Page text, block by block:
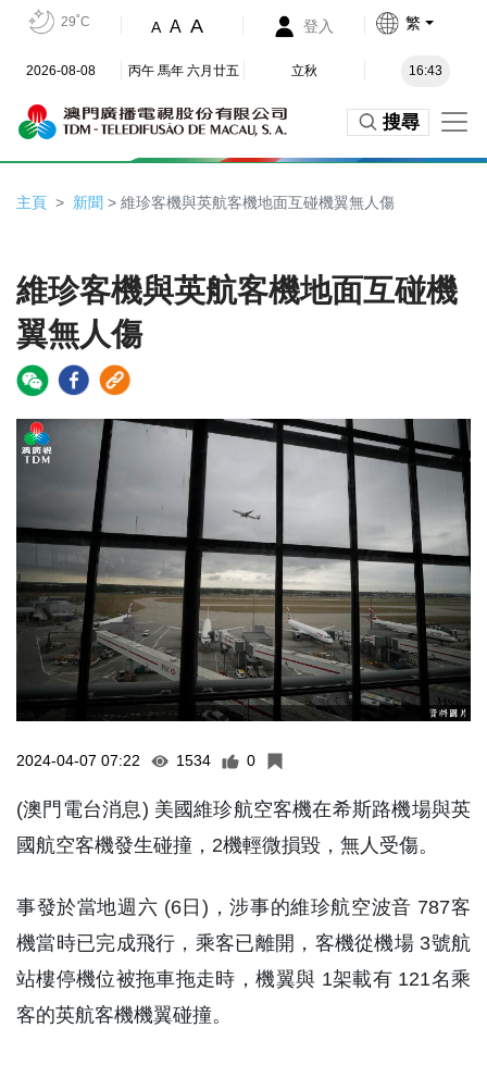
29˚C A A A 登入 繁
2026-08-08 丙午 馬年 六月廿五 立秋 16:43
搜尋
主頁 新聞 > 維珍客機與英航客機地面互碰機翼無人傷
維珍客機與英航客機地面互碰機
翼無人傷
2024-04-07 07:22 1534 0
(澳門電台消息) 美國維珍航空客機在希斯路機場與英
國航空客機發生碰撞，2機輕微損毀，無人受傷。
事發於當地週六 (6日)，涉事的維珍航空波音 787客
機當時已完成飛行，乘客已離開，客機從機場 3號航
站樓停機位被拖車拖走時，機翼與 1架載有 121名乘
客的英航客機機翼碰撞。